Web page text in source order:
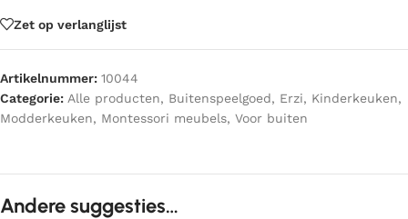
Zet op verlanglijst
Artikelnummer: 10044
Categorie: Alle producten, Buitenspeelgoed, Erzi, Kinderkeuken,
Modderkeuken, Montessori meubels, Voor buiten
Andere suggesties…